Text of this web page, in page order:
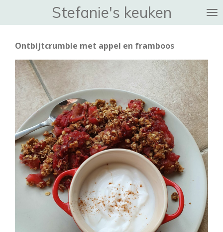
hoofdinhoud
Stefanie's keuken
Ontbijtcrumble met appel en framboos